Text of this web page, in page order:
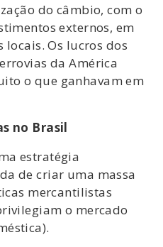
do câmbio, com o
externos, em
Os lucros dos
da América
o que ganhavam em
no Brasil
estratégia
de criar uma massa
mercantilistas
o mercado